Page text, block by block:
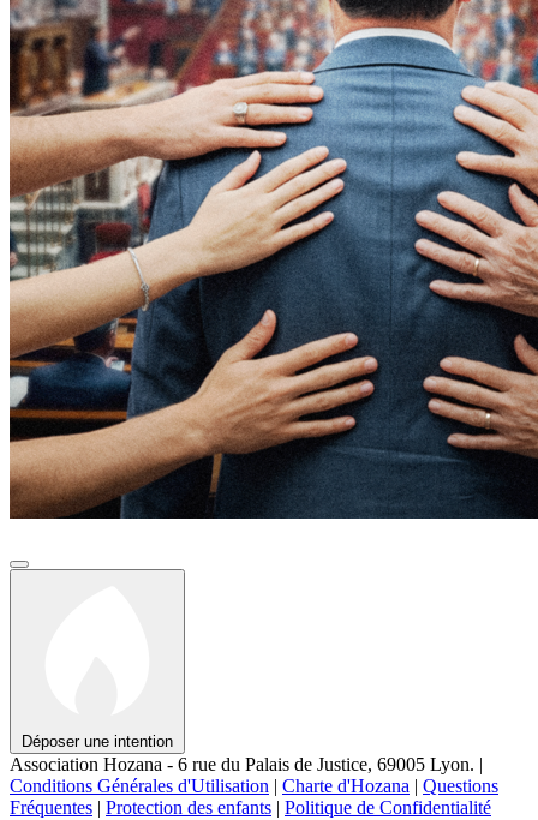
Déposer une intention
Association Hozana - 6 rue du Palais de Justice, 69005 Lyon. |
Conditions Générales d'Utilisation | Charte d'Hozana | Questions
Fréquentes | Protection des enfants | Politique de Confidentialité